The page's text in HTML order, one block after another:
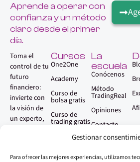
Gestionar
Para ofrecer las mejores experiencias, utilizamos
Aprende a operar con
confianza y un método
claro desde el primer
día.
Toma el
control de tu
futuro
financiero:
invierte con
la visión de
un experto,
Cursos
One2One
Academy
Curso de
bolsa gratis
Curso de
trading gratis
La
escuela
Conócenos
Método
TradingReal
Opiniones
Contacto
Faq